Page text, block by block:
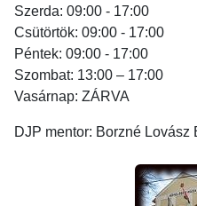
Szerda: 09:00 - 17:00
Csütörtök: 09:00 - 17:00
Péntek: 09:00 - 17:00
Szombat: 13:00 – 17:00
Vasárnap: ZÁRVA
DJP mentor: Borzné Lovász